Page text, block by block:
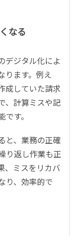
なる
デジタル化によ
ります。例え
成していた請求
、計算ミスや記
す。
と、業務の正確
り返し作業も正
、ミスをリカバ
り、効率的で